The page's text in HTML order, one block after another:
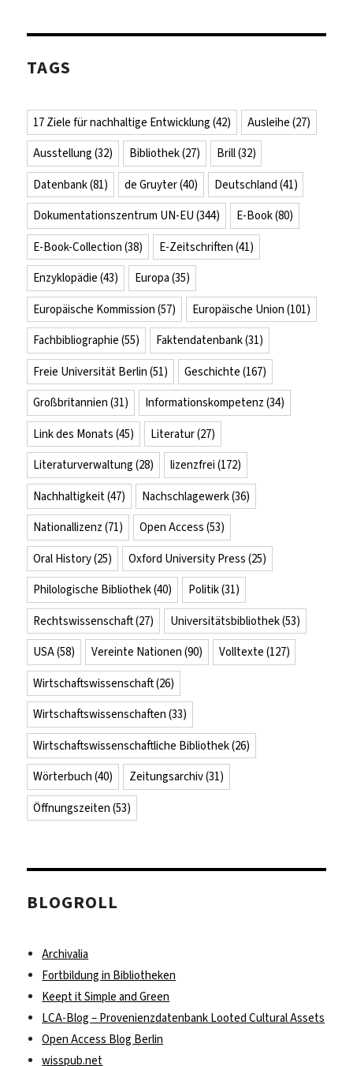
TAGS
17 Ziele für nachhaltige Entwicklung (42) Ausleihe (27)
Ausstellung (32) Bibliothek(27) Brill(32)
Datenbank(81) de Gruyter(40) Deutschland (41)
Dokumentationszentrum UN-EU (344) E-Book(80)
E-Book-Collection (38) E-Zeitschriften (41)
Enzyklopädie (43) Europa (35)
Europäische Kommission (57) Europäische Union (101)
Fachbibliographie (55) Faktendatenbank(31)
Freie Universität Berlin (51) Geschichte (167)
Großbritannien (31) Informationskompetenz (34)
Link des Monats (45) Literatur(27)
Literaturverwaltung (28) lizenzfrei (172)
Nachhaltigkeit(47) Nachschlagewerk(36)
Nationallizenz (71) Open Access (53)
Oral History(25) Oxford University Press (25)
Philologische Bibliothek(40) Politik(31)
Rechtswissenschaft(27) Universitätsbibliothek(53)
USA(58) Vereinte Nationen (90) Volltexte (127)
Wirtschaftswissenschaft(26)
Wirtschaftswissenschaften (33)
Wirtschaftswissenschaftliche Bibliothek(26)
Wörterbuch (40) Zeitungsarchiv(31)
Öffnungszeiten (53)
BLOGROLL
Archivalia
Fortbildung in Bibliotheken
Keept it Simple and Green
LCA-Blog – Provenienzdatenbank Looted Cultural Assets
Open Access Blog Berlin
wisspub.net